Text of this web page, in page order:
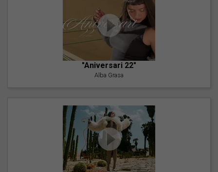
"Aniversari 22"
Alba Grasa